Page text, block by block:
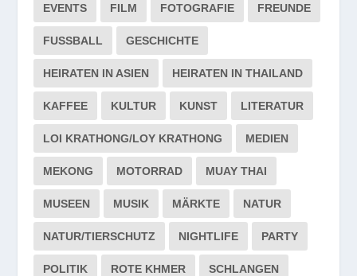
EVENTS FILM FOTOGRAFIE FREUNDE
FUSSBALL GESCHICHTE
HEIRATEN IN ASIEN HEIRATEN IN THAILAND
KAFFEE KULTUR KUNST LITERATUR
LOI KRATHONG/LOY KRATHONG MEDIEN
MEKONG MOTORRAD MUAY THAI
MUSEEN MUSIK MÄRKTE NATUR
NATUR/TIERSCHUTZ NIGHTLIFE PARTY
POLITIK ROTE KHMER SCHLANGEN